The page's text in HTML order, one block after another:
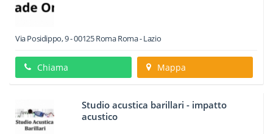
Via Posidippo, 9-00125RomaRoma -Lazio
Chiama Mappa
Studio acustica barillari - impatto
acustico